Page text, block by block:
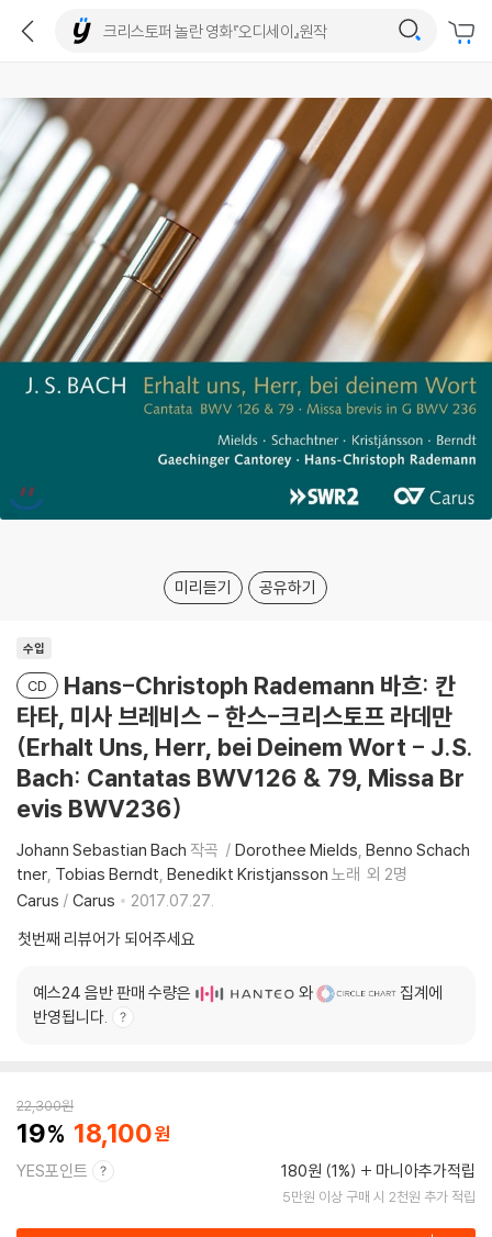
미리듣기 공유하기
수입
CD
Hans-Christoph Rademann 바흐: 칸
타타, 미사 브레비스 - 한스-크리스토프 라데만
(Erhalt Uns, Herr, bei Deinem Wort - J.S.
Bach: Cantatas BWV126 & 79, Missa Br
evis BWV236)
Johann Sebastian Bach 작곡 Dorothee Mields Benno Schach
tner Tobias Berndt Benedikt Kristjansson 노래 외 2명
Carus / Carus
2017.07.27.
첫번째 리뷰어가 되어주세요
예스24 음반 판매 수량은 와
집계에
반영됩니다.
22,300원
19 18,100
YES포인트 180원 (1%) 마니아추가적립
5만원 이상 구매 시 2천원 추가 적립